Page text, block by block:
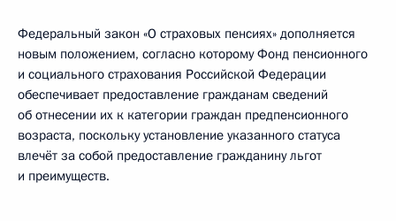
Федеральный закон «О страховых пенсиях» дополняется
новым положением, согласно которому Фонд пенсионного
и социального страхования Российской Федерации
обеспечивает предоставление гражданам сведений
об отнесении их к категории граждан предпенсионного
возраста, поскольку установление указанного статуса
влечёт за собой предоставление гражданину льгот
и преимуществ.